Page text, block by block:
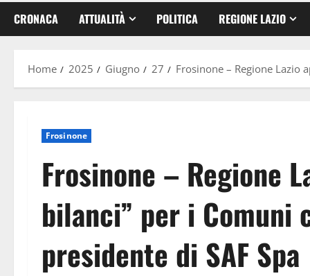
CRONACA ATTUALITÀ POLITICA REGIONE LAZIO
Home 2025 Giugno 27 Frosinone – Regione Lazio
Frosinone
Frosinone – Regione
bilanci” per i
presidente di SAF Spa